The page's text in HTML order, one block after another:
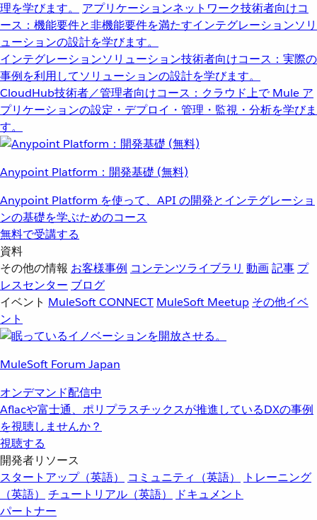
理を学びます。 アプリケーションネットワーク技術者向けコ
ース：機能要件と非機能要件を満たすインテグレーションソリ
ューションの設計を学びます。
インテグレーションソリューション技術者向けコース：実際の
事例を利用してソリューションの設計を学びます。
CloudHub技術者／管理者向けコース：クラウド上で Mule ア
プリケーションの設定・デプロイ・管理・監視・分析を学びま
す。
Anypoint Platform：開発基礎 (無料)
Anypoint Platform を使って、API の開発とインテグレーショ
ンの基礎を学ぶためのコース
無料で受講する
資料
その他の情報 お客様事例 コンテンツライブラリ 動画記事 プ
レスセンター ブログ
イベント MuleSoft CONNECT MuleSoft Meetup その他イベ
ント
MuleSoft Forum Japan
オンデマンド配信中
Aflacや富士通、ポリプラスチックスが推進しているDXの事例
を視聴しませんか？
視聴する
開発者リソース
スタートアップ（英語）
コミュニティ（英語）
トレーニング
（英語）
チュートリアル（英語）
ドキュメント
パートナー